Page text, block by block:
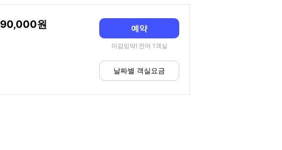
90,000 예약
마감임박! 잔여 1객실
날짜별 객실요금